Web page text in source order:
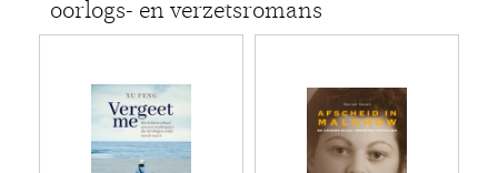
oorlogs- en verzetsromans